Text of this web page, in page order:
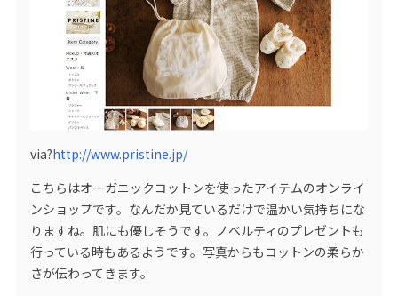
via?http://www.pristine.jp/
こちらはオーガニックコットンを使ったアイテムのオンライ
ンショップです。なんだか見ているだけで温かい気持ちにな
りますね。肌にも優しそうです。ノベルティのプレゼントも
行っている時もあるようです。写真からもコットンの柔らか
さが伝わってきます。